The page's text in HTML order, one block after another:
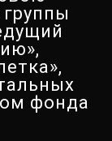
фонда